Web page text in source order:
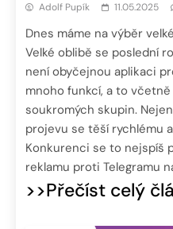
Adolf Pupík 11.05.2025
Dnes máme na výběr
Velké oblibě se poslední
není obyčejnou aplikaci
mnoho funkcí, a to
soukromých skupin.
projevu se těší rychlému
Konkurenci se to nejspíš
reklamu proti Telegramu
>>Přečíst celý